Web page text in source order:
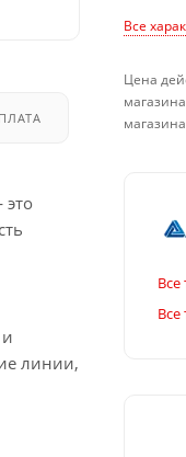
линии,
Все
Цена
Все
Все